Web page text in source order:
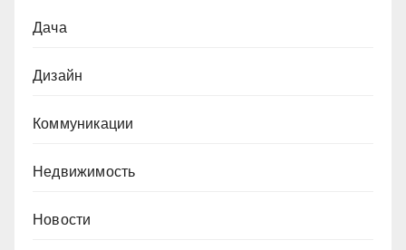
Дача
Дизайн
Коммуникации
Недвижимость
Новости